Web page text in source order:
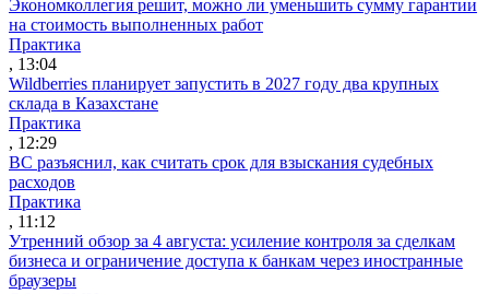
Экономколлегия решит, можно ли уменьшить сумму гарантии
на стоимость выполненных работ
Практика
, 13:04
Wildberries планирует запустить в 2027 году два крупных
склада в Казахстане
Практика
, 12:29
ВС разъяснил, как считать срок для взыскания судебных
расходов
Практика
, 11:12
Утренний обзор за 4 августа: усиление контроля за сделкам
бизнеса и ограничение доступа к банкам через иностранные
браузеры